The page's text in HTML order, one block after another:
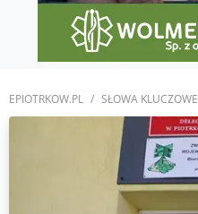
EPIOTRKOW.PL SŁOWA KLUCZOWE